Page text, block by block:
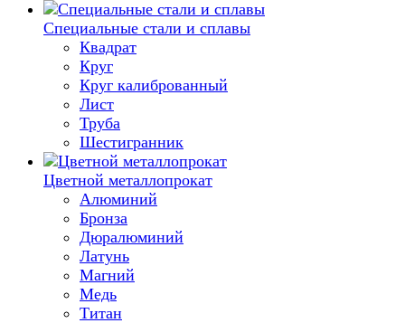
Специальные стали и сплавы
Квадрат
Круг
Круг калиброванный
Лист
Труба
Шестигранник
Цветной металлопрокат
Алюминий
Бронза
Дюралюминий
Латунь
Магний
Медь
Титан